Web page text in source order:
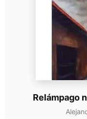
Relámpago